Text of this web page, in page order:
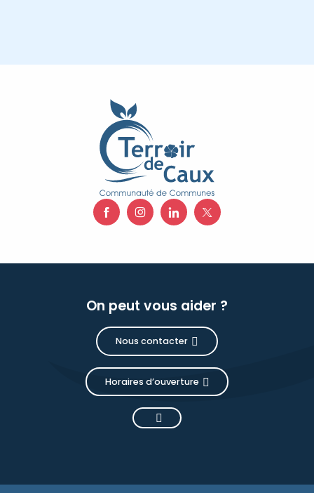
On peut vous aider ?
Nous contacter
Horaires d’ouverture